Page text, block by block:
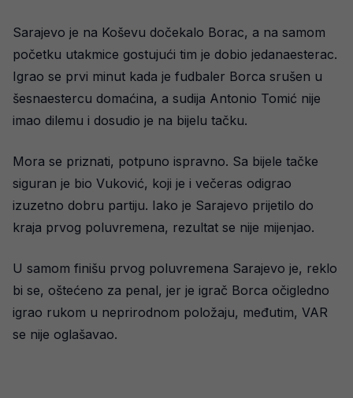
Sarajevo je na Koševu dočekalo Borac, a na samom
početku utakmice gostujući tim je dobio jedanaesterac.
Igrao se prvi minut kada je fudbaler Borca srušen u
šesnaestercu domaćina, a sudija Antonio Tomić nije
imao dilemu i dosudio je na bijelu tačku.
Mora se priznati, potpuno ispravno. Sa bijele tačke
siguran je bio Vuković, koji je i večeras odigrao
izuzetno dobru partiju. Iako je Sarajevo prijetilo do
kraja prvog poluvremena, rezultat se nije mijenjao.
U samom finišu prvog poluvremena Sarajevo je, reklo
bi se, oštećeno za penal, jer je igrač Borca očigledno
igrao rukom u neprirodnom položaju, međutim, VAR
se nije oglašavao.